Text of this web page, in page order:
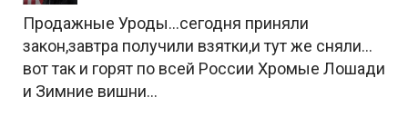
Продажные Уроды…сегодня приняли
закон,завтра получили взятки,и тут же сняли…
вот так и горят по всей России Хромые Лошади
и Зимние вишни…